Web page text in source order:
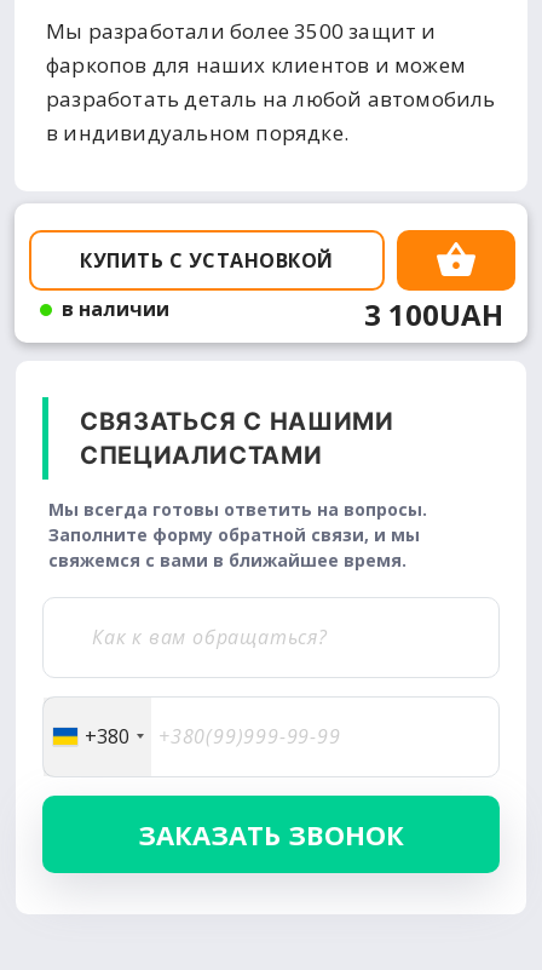
Мы разработали более 3500 защит и
фаркопов для наших клиентов и можем
разработать деталь на любой автомобиль
в индивидуальном порядке.
КУПИТЬ С УСТАНОВКОЙ
в наличии
3 100UAH
СВЯЗАТЬСЯ С НАШИМИ
СПЕЦИАЛИСТАМИ
Мы всегда готовы ответить на вопросы.
Заполните форму обратной связи, и мы
свяжемся с вами в ближайшее время.
+380